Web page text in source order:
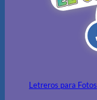
Letreros para Fotos